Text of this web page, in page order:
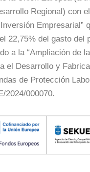
Regional) con
Empresarial”
22,75% del gasto del
a la “Ampliación de
el Desarrollo y
de Protección
2024/000070.